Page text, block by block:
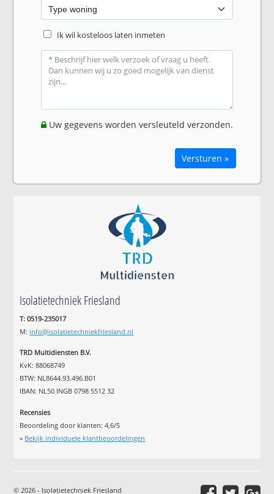
Ik wil kosteloos laten inmeten
Uw gegevens worden versleuteld verzonden.
Versturen »
Isolatietechniek Friesland
T: 0519-235017
M: info@isolatietechniekfriesland.nl
TRD Multidiensten B.V.
KvK: 88068749
BTW: NL8644.93.496.B01
IBAN: NL50 INGB 0798 5512 32
Recensies
Beoordeling door klanten:4,6/5
» Bekijk individuele klantbeoordelingen
© 2026 - Isolatietechniek Friesland